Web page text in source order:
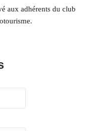
aux adhérents du club